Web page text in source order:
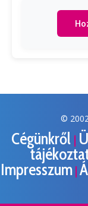
©
Cégünkről |
Impresszum|